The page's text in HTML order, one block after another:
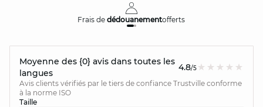
Frais dedédouanementofferts
Moyenne des {0} avis dans toutes les
langues
4.8/5
Avis clients vérifiés par le tiers de confiance Trustville conforme
à la norme ISO
Taille